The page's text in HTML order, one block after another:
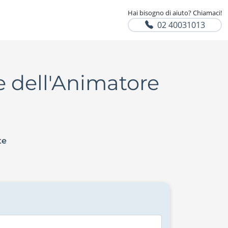
Hai bisogno di aiuto? Chiamaci!
02 40031013
dell'Animatore